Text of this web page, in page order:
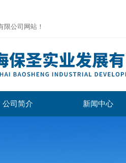
公司网站！
公司简介 新闻中心